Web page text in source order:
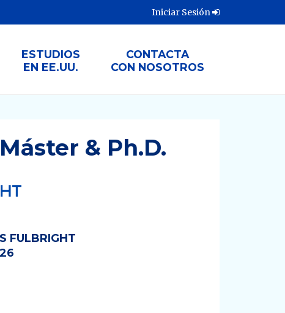
Iniciar Sesión
ESTUDIOS
EN EE.UU.
CONTACTA
CON NOSOTROS
& Ph.D.
FULBRIGHT